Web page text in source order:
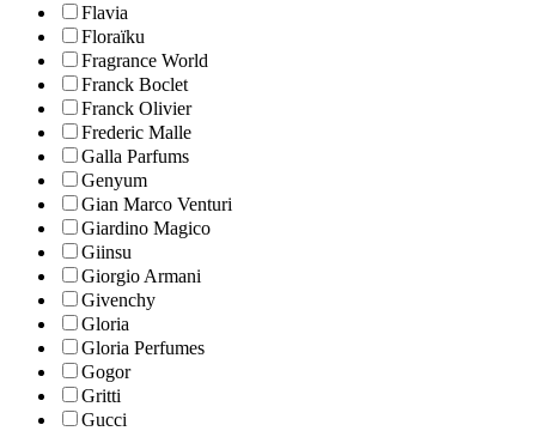
Flavia
Floraïku
Fragrance World
Franck Boclet
Franck Olivier
Frederic Malle
Galla Parfums
Genyum
Gian Marco Venturi
Giardino Magico
Giinsu
Giorgio Armani
Givenchy
Gloria
Gloria Perfumes
Gogor
Gritti
Gucci